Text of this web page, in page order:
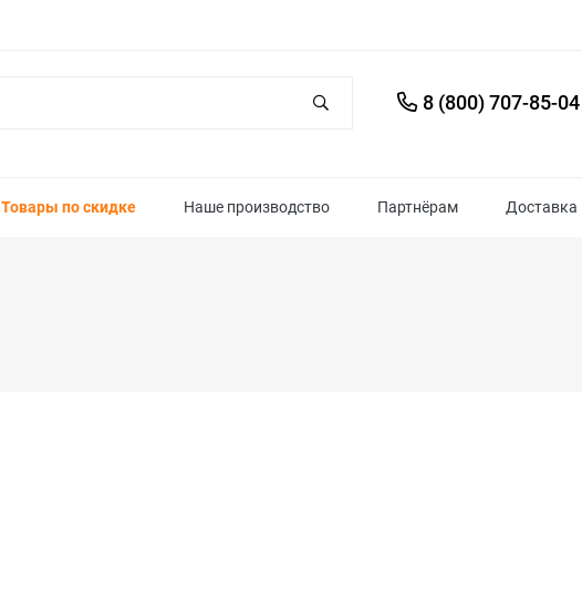
8 (800) 707-85-04
Товары по скидке Наше производство Партнёрам Доставка